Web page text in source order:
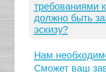
требованиями
должно быть
эскизу?
Нам
Сможет ваш